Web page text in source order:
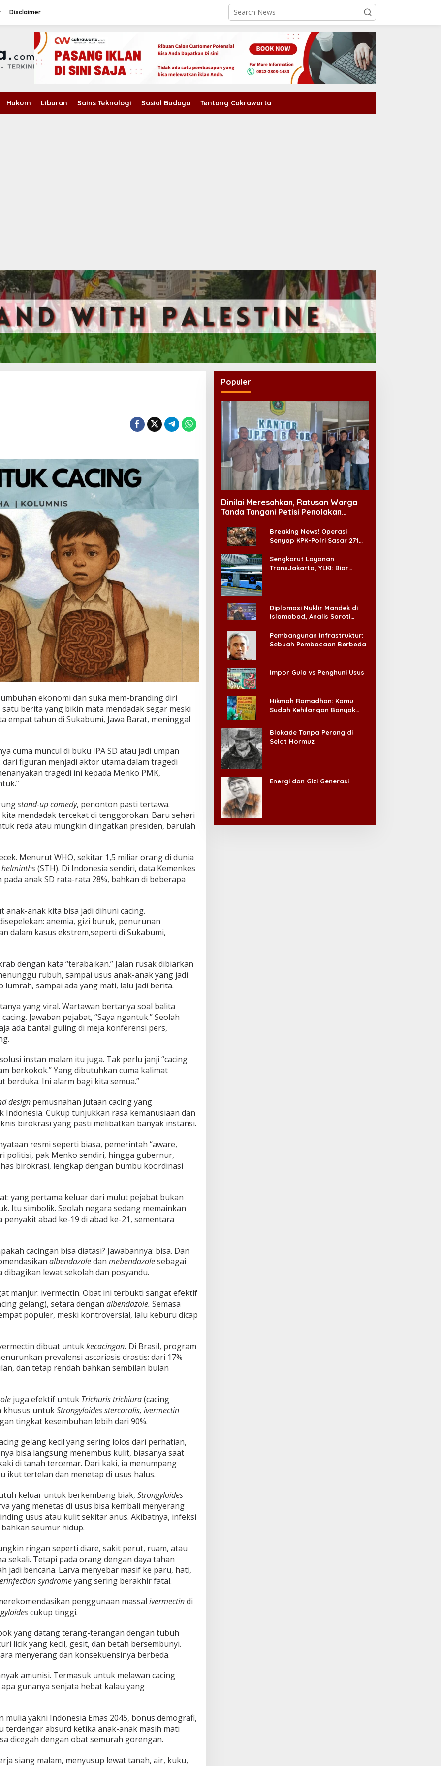
Disclaimer
Hukum Liburan Sains Teknologi Sosial Budaya Tentang Cakrawarta
ekonomi dan suka mem-branding diri
berita yang bikin mata mendadak segar meski
empat tahun di Sukabumi, Jawa Barat, meninggal
cuma muncul di buku IPA SD atau jadi umpan
figuran menjadi aktor utama dalam tragedi
tragedi ini kepada Menko PMK,
stand-up comedy, penonton pasti tertawa.
mendadak tercekat di tenggorokan. Baru sehari
reda atau mungkin diingatkan presiden, barulah
Menurut WHO, sekitar 1,5 miliar orang di dunia
(STH). Di Indonesia sendiri, data Kemenkes
anak SD rata-rata 28%, bahkan di beberapa
anak kita bisa jadi dihuni cacing.
anemia, gizi buruk, penurunan
dalam kasus ekstrem,seperti di Sukabumi,
dengan kata “terabaikan.” Jalan rusak dibiarkan
rubuh, sampai usus anak-anak yang jadi
sampai ada yang mati, lalu jadi berita.
yang viral. Wartawan bertanya soal balita
Jawaban pejabat, “Saya ngantuk.” Seolah
ada bantal guling di meja konferensi pers,
instan malam itu juga. Tak perlu janji “cacing
berkokok.” Yang dibutuhkan cuma kalimat
berduka. Ini alarm bagi kita semua.”
designpemusnahan jutaan cacing yang
Indonesia. Cukup tunjukkan rasa kemanusiaan dan
birokrasi yang pasti melibatkan banyak instansi.
resmi seperti biasa, pemerintah “aware,
politisi, pak Menko sendiri, hingga gubernur,
birokrasi, lengkap dengan bumbu koordinasi
yang pertama keluar dari mulut pejabat bukan
Itu simbolik. Seolah negara sedang memainkan
abad ke-19 di abad ke-21, sementara
cacingan bisa diatasi? Jawabannya: bisa. Dan
albendazoledan mebendazolesebagai
lewat sekolah dan posyandu.
manjur: ivermectin. Obat ini terbukti sangat efektif
gelang), setara dengan albendazole. Semasa
populer, meski kontroversial, lalu keburu dicap
dibuat untukkecacingan. Di Brasil, program
prevalensi ascariasis drastis: dari 17%
dan tetap rendah bahkan sembilan bulan
juga efektif untuk Trichuris trichiura(cacing
khusus untukStrongyloides stercoralis, ivermectin
tingkat kesembuhan lebih dari 90%.
gelang kecil yang sering lolos dari perhatian,
bisa langsung menembus kulit, biasanya saat
di tanah tercemar. Dari kaki, ia menumpang
ikut tertelan dan menetap di usus halus.
keluar untuk berkembang biak, Strongyloides
yang menetas di usus bisa kembali menyerang
usus atau kulit sekitar anus. Akibatnya, infeksi
seumur hidup.
ringan seperti diare, sakit perut, ruam, atau
sekali. Tetapi pada orang dengan daya tahan
jadi bencana. Larva menyebar masif ke paru, hati,
syndromeyang sering berakhir fatal.
penggunaan massal ivermectindi
cukup tinggi.
yang datang terang-terangan dengan tubuh
licik yang kecil, gesit, dan betah bersembunyi.
menyerang dan konsekuensinya berbeda.
amunisi. Termasuk untuk melawan cacing
gunanya senjata hebat kalau yang
yakni Indonesia Emas 2045, bonus demografi,
terdengar absurd ketika anak-anak masih mati
dicegah dengan obat semurah gorengan.
siang malam, menyusup lewat tanah, air, kuku,
Populer
Dinilai Meresahkan, Ratusan Warga
Tanda Tangani Petisi Penolakan
Breaking News! Operasi
Senyap KPK-Polri Sasar 271
Ada ‘Badai Pemeriksaan’
Sengkarut Layanan
TransJakarta, YLKI: Biar
Diplomasi Nuklir Mandek di
Islamabad, Analis Soroti
Pembangunan Infrastruktur:
Sebuah Pembacaan Berbeda
Impor Gula vs Penghuni Usus
Hikmah Ramadhan: Kamu
Sudah Kehilangan Banyak
Blokade Tanpa Perang di
Selat Hormuz
Energi dan Gizi Generasi